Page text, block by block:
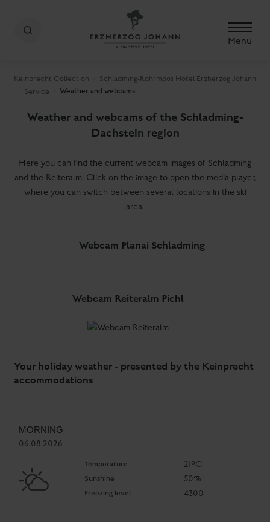
Menu
Keinprecht Collection
Schladming-Rohrmoos Hotel Erzherzog Johann
Service
Weather and webcams
Weather and webcams of the Schladming-
Dachstein region
Here you can find the current webcam images of Schladming
and the Reiteralm. Click on the image to open the media player,
where you can switch between several locations in the ski
area.
Webcam Planai Schladming
Webcam Reiteralm Pichl
Your holiday weather - presented by the Keinprecht
accommodations
MORNING
06.08.2026
Temperature 21°C
Sunshine 50%
Freezing level 4300